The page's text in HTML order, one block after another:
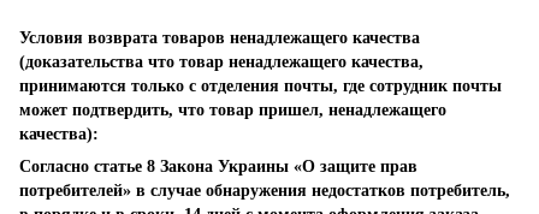
Условия возврата товаров ненадлежащего качества
(доказательства что товар ненадлежащего качества,
принимаются только с отделения почты, где сотрудник почты
может подтвердить, что товар пришел, ненадлежащего
качества):
Согласно статье 8 Закона Украины «О защите прав
потребителей» в случае обнаружения недостатков потребитель,